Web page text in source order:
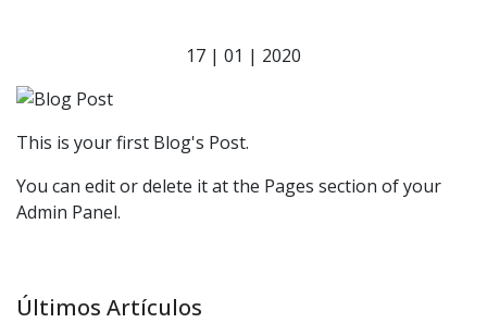
17 | 01 | 2020
This is your first Blog's Post.
You can edit or delete it at the Pages section of your
Admin Panel.
Últimos Artículos